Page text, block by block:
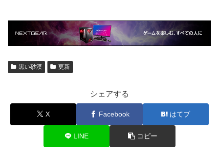
黒い砂漠 更新
シェアする
X Facebook はてブ
LINE コピー